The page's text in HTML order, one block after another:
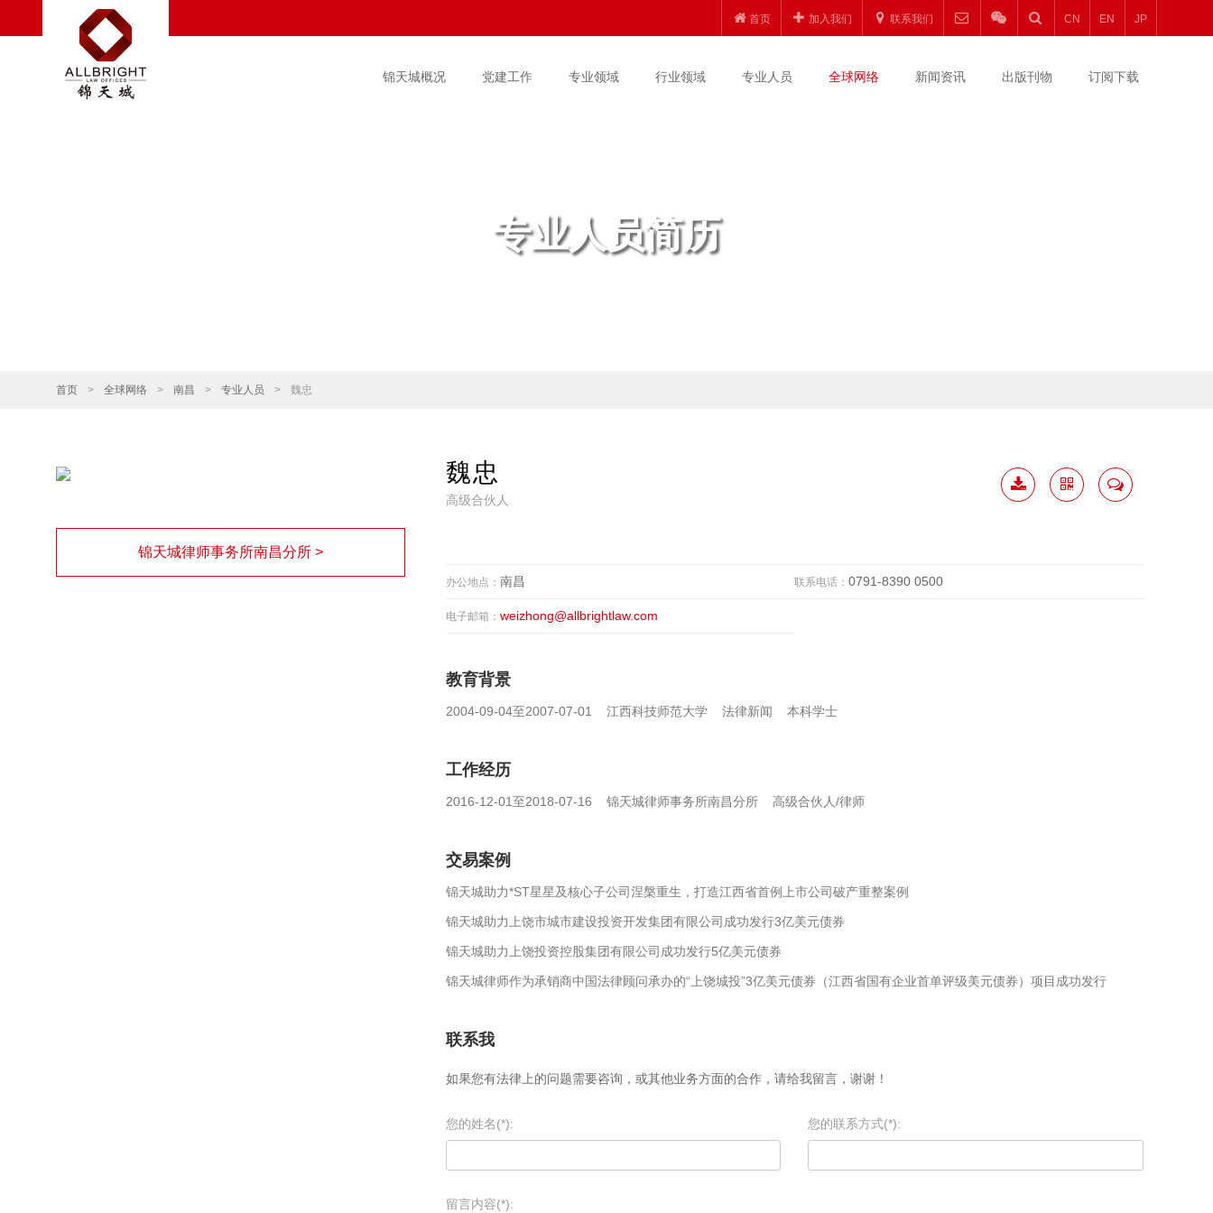
首页 加入我们 联系我们 CN EN JP
锦天城概况 党建工作 专业领域 行业领域 专业人员 全球网络 新闻资讯 出版刊物 订阅下载
专业人员简历
首页 > 全球网络 > 南昌 > 专业人员 > 魏忠
魏忠
高级合伙人
办公地点： 南昌 联系电话：0791-8390 0500
电子邮箱： weizhong@allbrightlaw.com
教育背景
2004-09-04至2007-07-01 江西科技师范大学 法律新闻 本科学士
工作经历
2016-12-01至2018-07-16 锦天城律师事务所南昌分所 高级合伙人/律师
交易案例
锦天城助力*ST星星及核心子公司涅槃重生，打造江西省首例上市公司破产重整案例
锦天城助力上饶市城市建设投资开发集团有限公司成功发行3亿美元债券
锦天城助力上饶投资控股集团有限公司成功发行5亿美元债券
锦天城律师作为承销商中国法律顾问承办的“上饶城投”3亿美元债券（江西省国有企业首单评级美元债券）项目成功发行
联系我
如果您有法律上的问题需要咨询，或其他业务方面的合作，请给我留言，谢谢！
您的姓名(*): 您的联系方式(*):
留言内容(*):
锦天城律师事务所南昌分所 >